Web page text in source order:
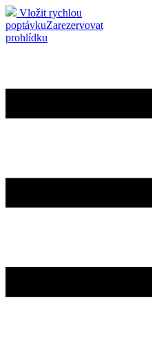
Vložit rychlou
poptávkuZarezervovat
prohlídku